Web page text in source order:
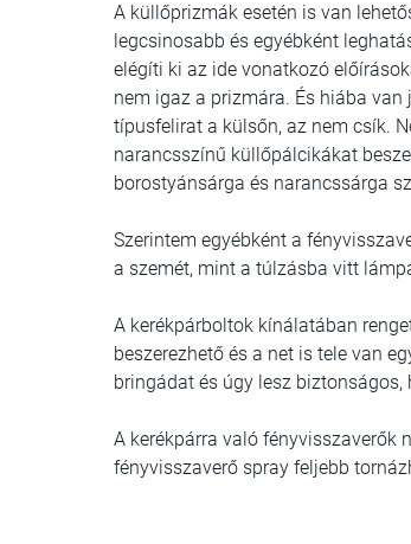
A küllőprizmák esetén is van
legcsinosabb és egyébként
elégíti ki az ide vonatkozó
nem igaz a prizmára. És hiába
típusfelirat a külsőn, az nem csík.
narancsszínű küllőpálcikákat
borostyánsárga és narancssárga
Szerintem egyébként a
a szemét, mint a túlzásba vitt
A kerékpárboltok kínálatában
beszerezhető és a net is tele van
bringádat és úgy lesz biztonságos,
A kerékpárra való fényvisszaverők
fényvisszaverő spray feljebb